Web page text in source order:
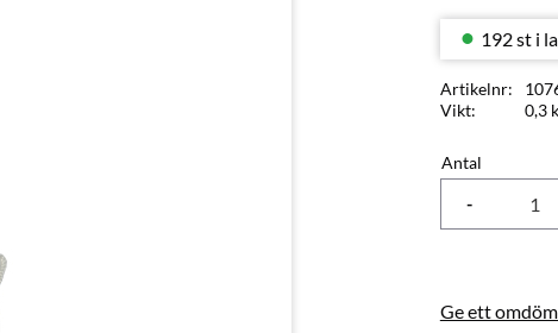
Antal
-
192 st i
Artikelnr
Vikt
0,3
Ge ett